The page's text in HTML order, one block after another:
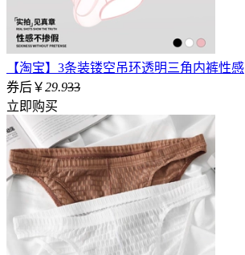
【淘宝】3条装镂空吊环透明三角内裤性感
券后￥29.933
立即购买